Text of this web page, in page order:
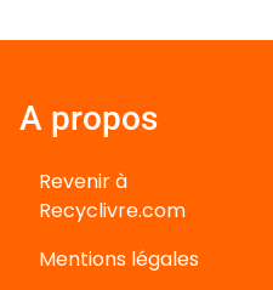
A propos
Revenir à
Recyclivre.com
Mentions légales